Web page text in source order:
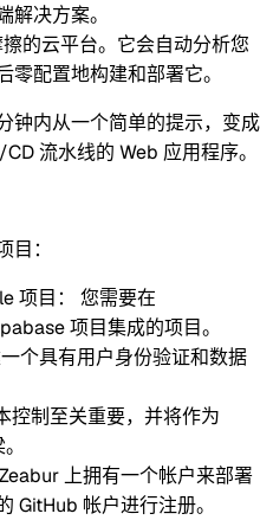
决方案。
的云平台。它会自动分析您
配置地构建和部署它。
钟内从一个简单的提示，变成
流水线的 Web 应用程序。
：
项目：
您需要在
项目集成的项目。
个具有用户身份验证和数据
控制至关重要，并将作为
上拥有一个帐户来部署
GitHub 帐户进行注册。